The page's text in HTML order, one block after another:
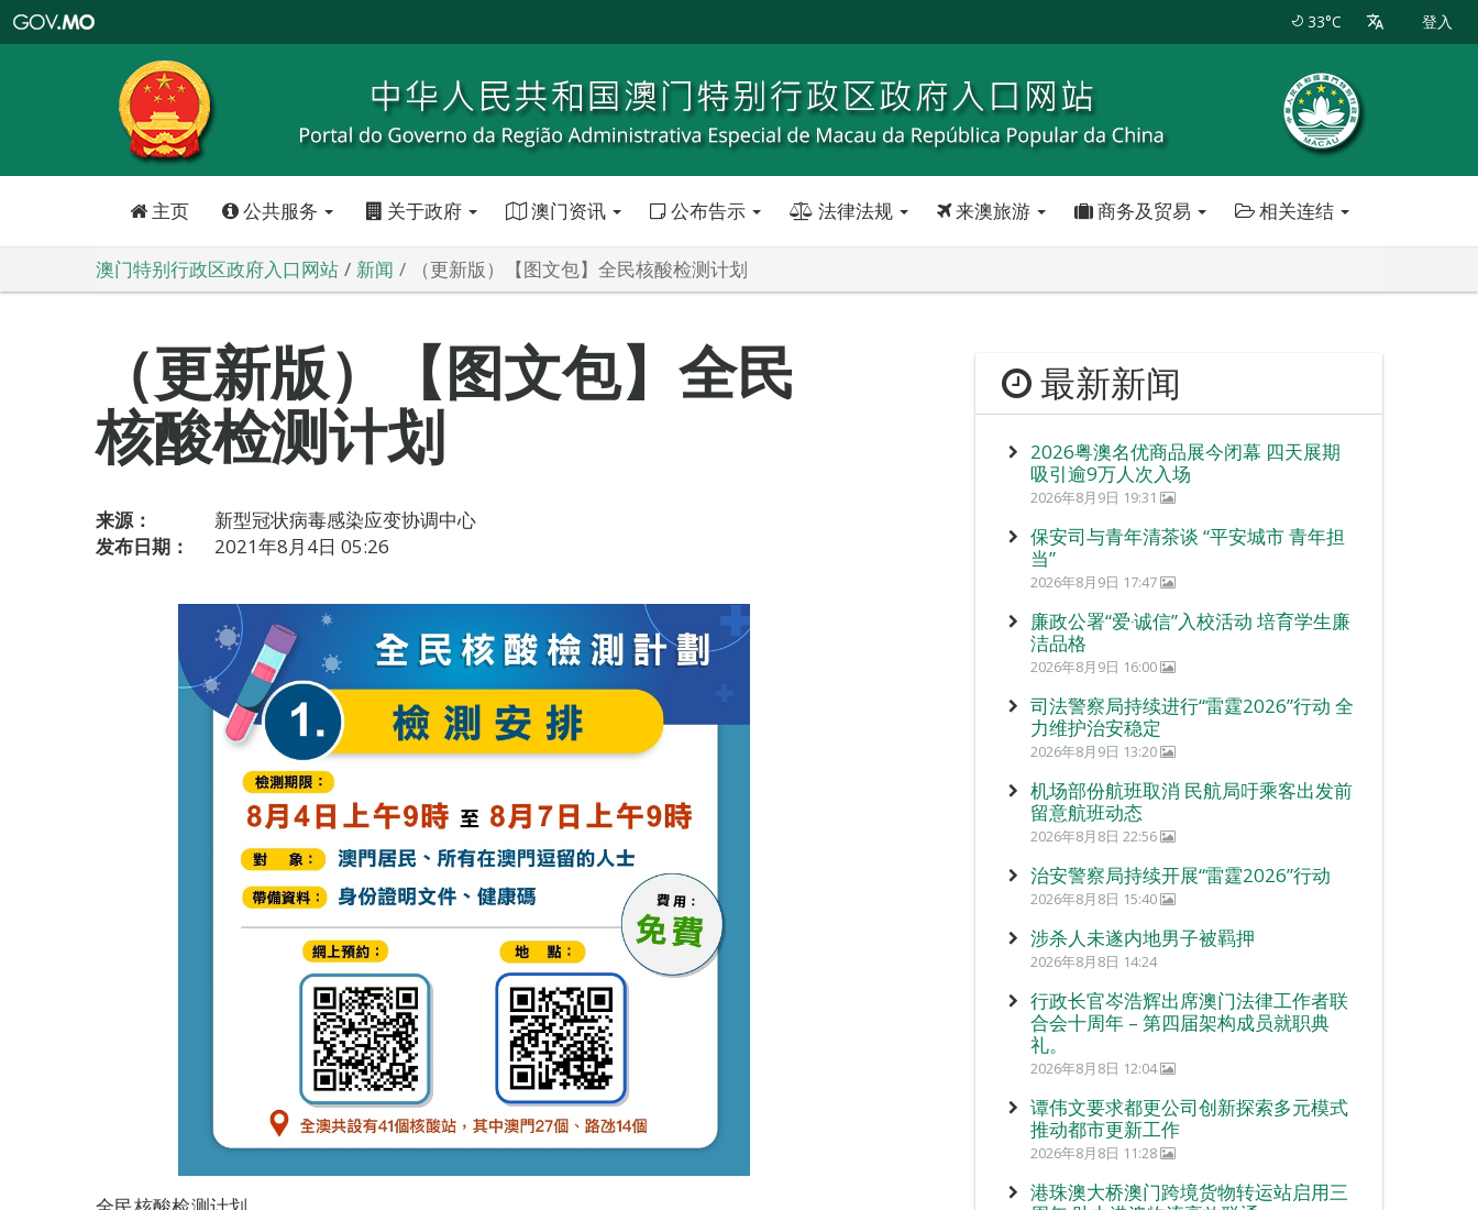
特
政
区
政
口
33°C 登入
主页 公共服务 关于政府 澳门资讯 公布告示 法律法规 来澳旅游 商务及贸易 相关连结
澳门特别行政区政府入口网站 新闻 （更新版）【图文包】全民核酸检测计划
（更新版）【图文包】全民
核酸检测计划
来源：
新型冠状病毒感染应变协调中心
发布日期：
2021年8月4日 05:26
最新新闻
2026粤澳名优商品展今闭幕 四天展期
吸引逾9万人次入场
2026年8月9日 19:31
保安司与青年清茶谈 “平安城市 青年担
当”
2026年8月9日 17:47
廉政公署“爱‧诚信”入校活动 培育学生廉
洁品格
2026年8月9日 16:00
司法警察局持续进行“雷霆2026”行动 全
力维护治安稳定
2026年8月9日 13:20
机场部份航班取消 民航局吁乘客出发前
留意航班动态
2026年8月8日 22:56
治安警察局持续开展“雷霆2026”行动
2026年8月8日 15:40
涉杀人未遂内地男子被羁押
2026年8月8日 14:24
行政长官岑浩辉出席澳门法律工作者联
合会十周年 – 第四届架构成员就职典
礼。
2026年8月8日 12:04
谭伟文要求都更公司创新探索多元模式
推动都市更新工作
2026年8月8日 11:28
港珠澳大桥澳门跨境货物转运站启用三